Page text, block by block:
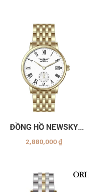
ĐỒNG HỒ NEWSKY
NS5013G.S05
2,880,000₫